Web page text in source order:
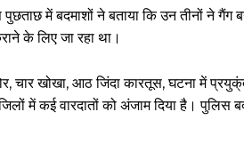
पुछताछ में बदमाशों ने बताया कि उन तीनों
के लिए जा रहा था।
खोखा, आठ जिंदा कारतूस, घटना में
में कई वारदातों को अंजाम दिया है। पुलिस